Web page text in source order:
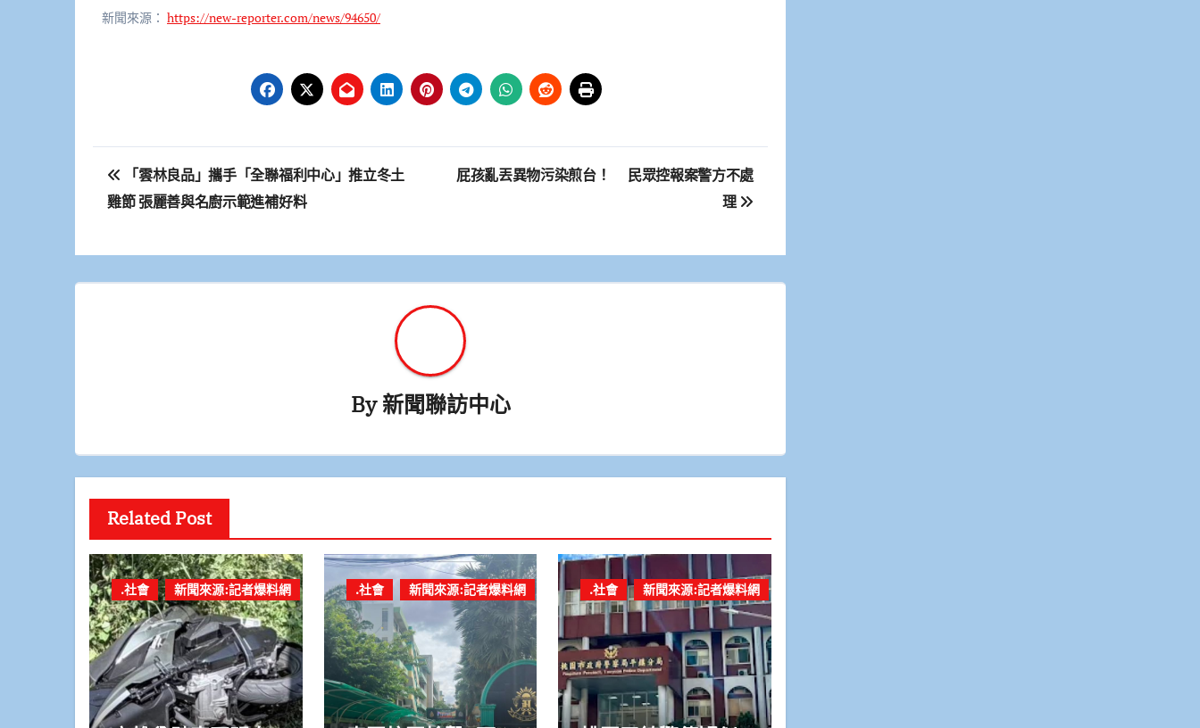
新聞來源： https://new-reporter.com/news/94650/
文
章
覽
「雲林良品」攜手「全聯福利中心」推立冬土
雞節 張麗善與名廚示範進補好料
屁孩亂丟異物污染煎台！ 民眾控報案警方不處
理
By新聞聯訪中心
Related Post
.社會 新聞來源:記者爆料網 .社會 新聞來源:記者爆料網 .社會 新聞來源:記者爆料網